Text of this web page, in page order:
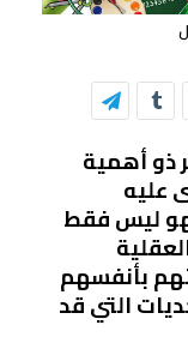
ذو أهمية
عليه
ليس فقط
بأنفسهم
التي قد